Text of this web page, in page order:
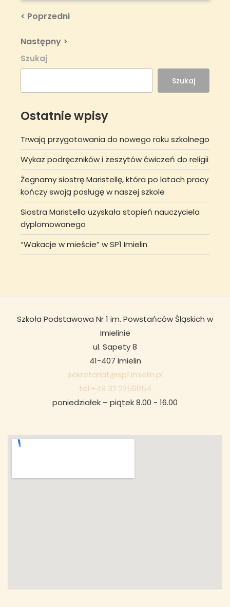
Nawigacja
Previous
< Poprzedni
Next
Post
Następny >
Szukaj
Szukaj
Ostatnie wpisy
Trwają przygotowania do nowego roku szkolnego
Wykaz podręczników i zeszytów ćwiczeń do religii
Żegnamy siostrę Maristellę, która po latach pracy
kończy swoją posługę w naszej szkole
Siostra Maristella uzyskała stopień nauczyciela
dyplomowanego
“Wakacje w mieście” w SP1 Imielin
Szkoła Podstawowa Nr 1 im. Powstańców Śląskich w
Imielinie
ul. Sapety 8
41-407 Imielin
sekretariat@sp1.imielin.pl
tel:+48 32 2256054
poniedziałek – piątek 8.00 - 16.00